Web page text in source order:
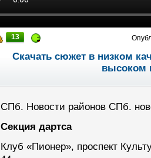
13
Скачать сюжет в низком
высоком
СПб. Новости районов СПб.
Cекция дартса
Клуб «Пионер», проспект